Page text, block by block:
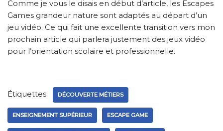
Comme je vous le disais en début d’article, les Escapes
Games grandeur nature sont adaptés au départ d’un
jeu vidéo. Ce qui fait une excellente transition vers mon
prochain article qui parlera justement des jeux vidéo
pour l’orientation scolaire et professionnelle.
Étiquettes: DÉCOUVERTE MÉTIERS
ENSEIGNEMENT SUPÉRIEUR ESCAPE GAME